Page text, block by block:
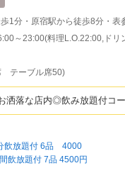
1分・原宿駅から徒歩8分・表
～23:00(料理L.O.22:00,ドリ
テーブル席50)
洒落な店内◎飲み放題付コ
飲放題付 6品 4000
飲放題付 7品 4500円